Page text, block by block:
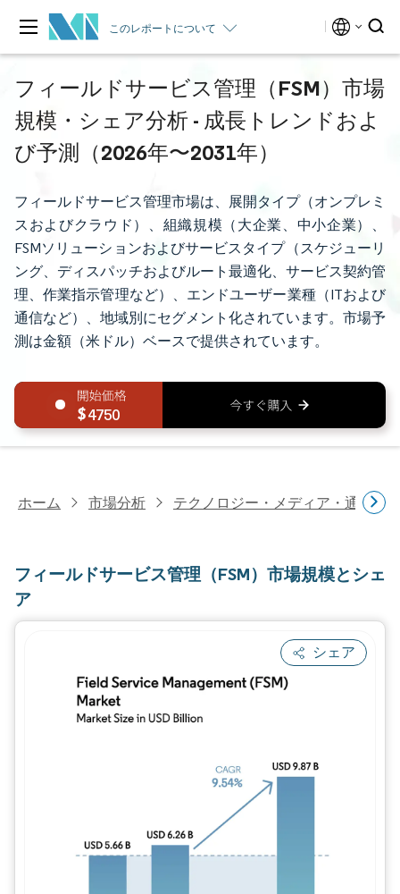
このレポートについて
フィールドサービス管理（FSM）市場
規模・シェア分析 - 成長トレンドおよ
び予測（2026年〜2031年）
フィールドサービス管理市場は、展開タイプ（オンプレミ
スおよびクラウド）、組織規模（大企業、中小企業）、
FSMソリューションおよびサービスタイプ（スケジューリ
ング、ディスパッチおよびルート最適化、サービス契約管
理、作業指示管理など）、エンドユーザー業種（ITおよび
通信など）、地域別にセグメント化されています。市場予
測は金額（米ドル）ベースで提供されています。
4750
ホーム 市場分析 テクノロジー・メディア・通信研
フィールドサービス管理（FSM）市場規模とシェ
ア
シェア
画像 © Mordor Intelligence。再利用には